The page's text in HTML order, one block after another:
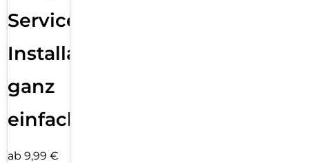
Services
Installation
ganz
einfach
ab 9,99 €